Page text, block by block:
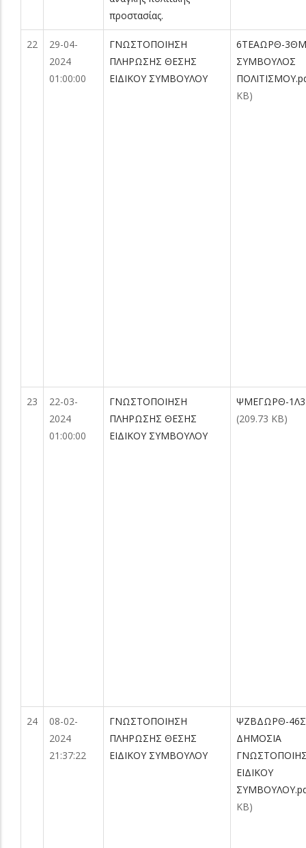
προστασίας.
22
29-04-
2024
01:00:00
ΓΝΩΣΤΟΠΟΙΗΣΗ
ΠΛΗΡΩΣΗΣ ΘΕΣΗΣ
ΕΙΔΙΚΟΥ ΣΥΜΒΟΥΛΟΥ
6ΤΕΑΩΡΘ-
ΣΥΜΒΟΥΛΟΣ
KB)
23
22-03-
2024
01:00:00
ΓΝΩΣΤΟΠΟΙΗΣΗ
ΠΛΗΡΩΣΗΣ ΘΕΣΗΣ
ΕΙΔΙΚΟΥ ΣΥΜΒΟΥΛΟΥ
ΨΜΕΓΩΡΘ-
(209.73 KB)
24
08-02-
2024
21:37:22
ΓΝΩΣΤΟΠΟΙΗΣΗ
ΠΛΗΡΩΣΗΣ ΘΕΣΗΣ
ΕΙΔΙΚΟΥ ΣΥΜΒΟΥΛΟΥ
ΨΖΒΔΩΡΘ-46Σ
ΔΗΜΟΣΙΑ
ΕΙΔΙΚΟΥ
KB)